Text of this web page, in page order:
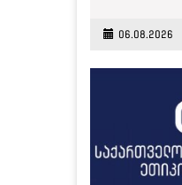
06.08.2026